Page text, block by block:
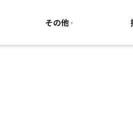
その他